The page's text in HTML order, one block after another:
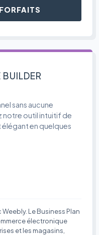
sans aucune
notre outil intuitif de
en quelques
Le Business Plan
électronique
et les magasins,